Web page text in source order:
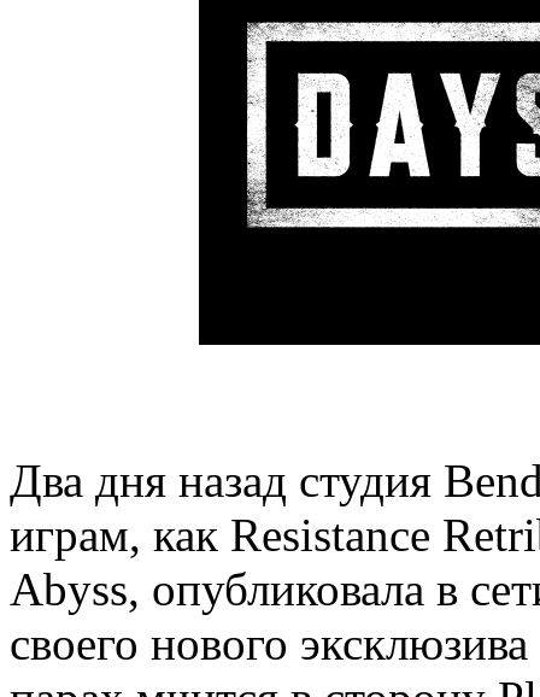
Два дня назад студия
играм, как Resistance
Abyss, опубликовала в
своего нового